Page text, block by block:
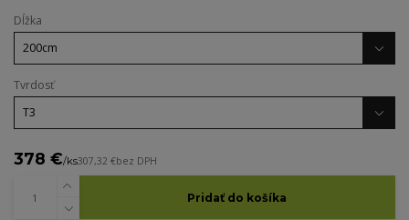
Dĺžka
Tvrdosť
378 €/ks307,32 €bez DPH
Pridať do košíka